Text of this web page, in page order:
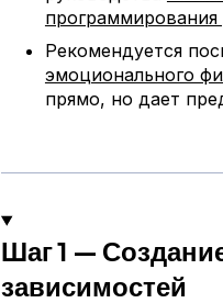
программирования
Рекомендуется
эмоционального
прямо, но дает
Шаг 1 —
зависимостей